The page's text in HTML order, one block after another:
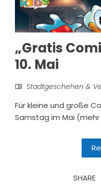
„Gratis
10. Mai
Stadtgeschehen &
Für kleine und große
Samstag im Mai (mehr
SHARE